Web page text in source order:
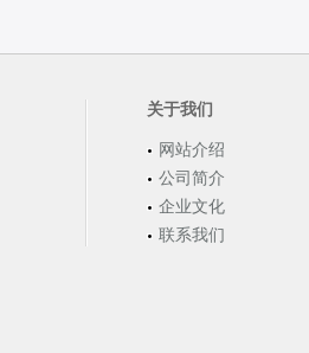
关于我们
网站介绍
公司简介
企业文化
联系我们